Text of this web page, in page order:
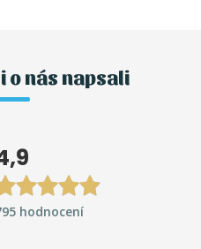
o nás napsali
hodnocení